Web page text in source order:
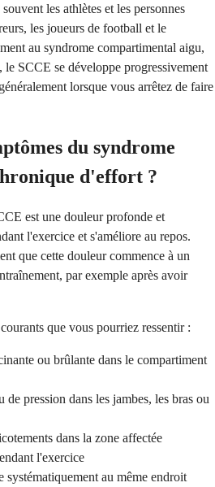
les athlètes et les personnes
les joueurs de football et le
au syndrome compartimental aigu,
le SCCE se développe progressivement
lorsque vous arrêtez de faire
du syndrome
d'effort ?
est une douleur profonde et
l'exercice et s'améliore au repos.
que cette douleur commence à un
par exemple après avoir
que vous pourriez ressentir :
ou brûlante dans le compartiment
de pression dans les jambes, les bras ou
dans la zone affectée
l'exercice
au même endroit